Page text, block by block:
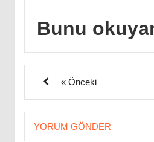
Bunu
« Önceki
YORUM GÖNDER